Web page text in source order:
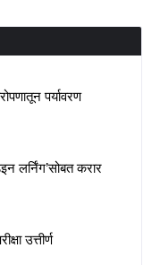
पर्यावरण
लर्निंग’सोबत करार
उत्तीर्ण